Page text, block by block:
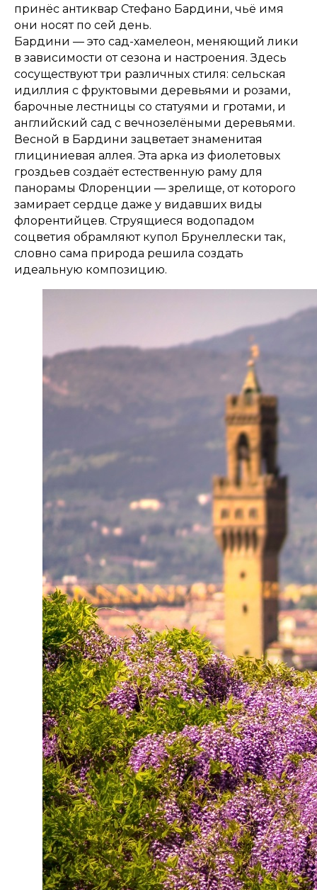
принёс антиквар Стефано Бардини, чьё имя
они носят по сей день.
Бардини — это сад-хамелеон, меняющий лики
в зависимости от сезона и настроения. Здесь
сосуществуют три различных стиля: сельская
идиллия с фруктовыми деревьями и розами,
барочные лестницы со статуями и гротами, и
английский сад с вечнозелёными деревьями.
Весной в Бардини зацветает знаменитая
глициниевая аллея. Эта арка из фиолетовых
гроздьев создаёт естественную раму для
панорамы Флоренции — зрелище, от которого
замирает сердце даже у видавших виды
флорентийцев. Струящиеся водопадом
соцветия обрамляют купол Брунеллески так,
словно сама природа решила создать
идеальную композицию.